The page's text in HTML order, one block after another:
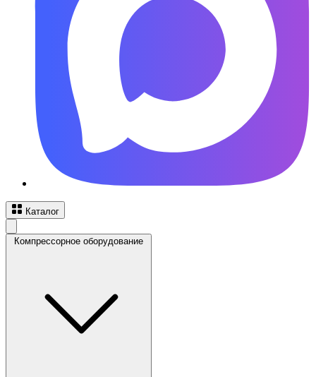
Каталог
Компрессорное оборудование